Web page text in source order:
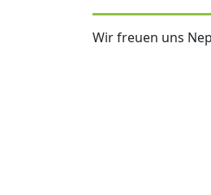
Wir freuen uns